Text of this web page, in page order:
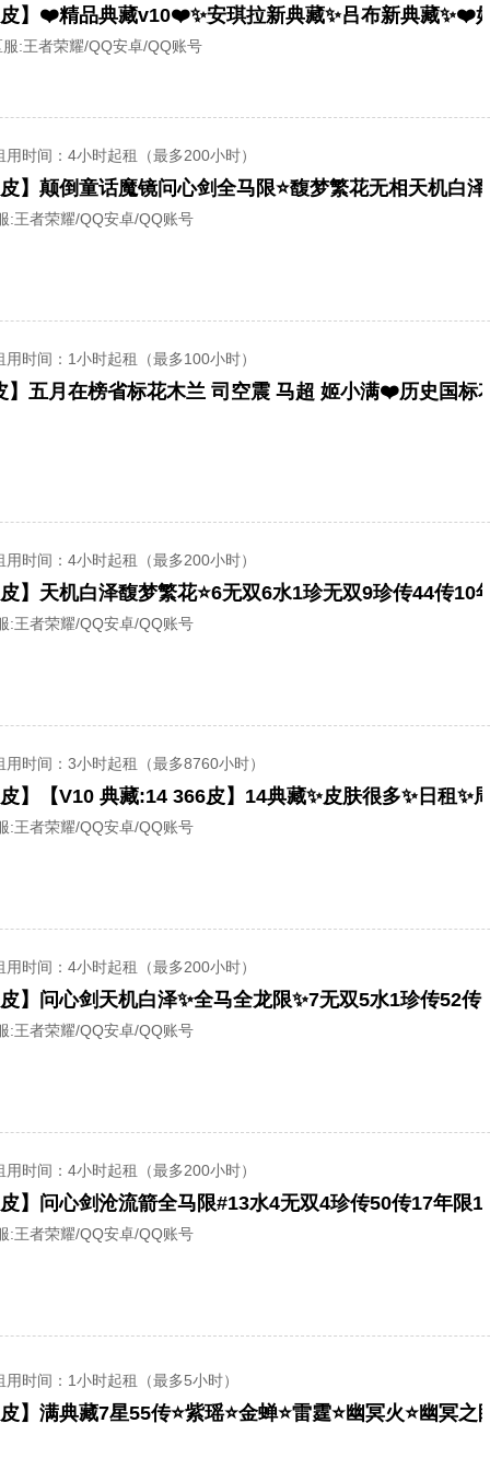
】❤️精品典藏v10❤️✨安琪拉新典藏✨吕布新典藏✨❤️
服:王者荣耀/QQ安卓/QQ账号
用时间 ：4小时起租（最多200小时）
:王者荣耀/QQ安卓/QQ账号
用时间 ：1小时起租（最多100小时）
用时间 ：4小时起租（最多200小时）
:王者荣耀/QQ安卓/QQ账号
用时间 ：3小时起租（最多8760小时）
:王者荣耀/QQ安卓/QQ账号
用时间 ：4小时起租（最多200小时）
:王者荣耀/QQ安卓/QQ账号
用时间 ：4小时起租（最多200小时）
:王者荣耀/QQ安卓/QQ账号
用时间 ：1小时起租（最多5小时）